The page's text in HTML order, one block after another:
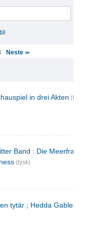
Neste >>
in drei Akten (tysk)
Band : Die Meerfrau ; Hedda
(tysk)
tytär ; Hedda Gabler ;